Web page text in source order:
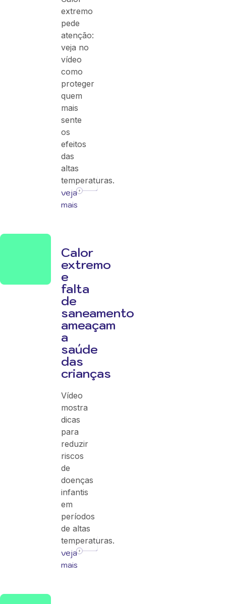
extremo
pede
atenção:
veja no
vídeo
como
proteger
quem
mais
sente
os
efeitos
das
altas
temperaturas.
veja
mais
Calor
extremo
e
falta
de
saneamento
ameaçam
a
saúde
das
crianças
Vídeo
mostra
dicas
para
reduzir
riscos
de
doenças
infantis
em
períodos
de altas
temperaturas.
veja
mais